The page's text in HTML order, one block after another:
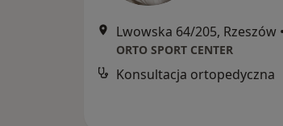
Lwowska 64/205, Rzeszów •
ORTO SPORT CENTER
Konsultacja ortopedyczna